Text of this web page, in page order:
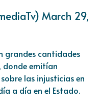
March 29,
grandes cantidades
donde emitían
las injusticias en
a día en el Estado.